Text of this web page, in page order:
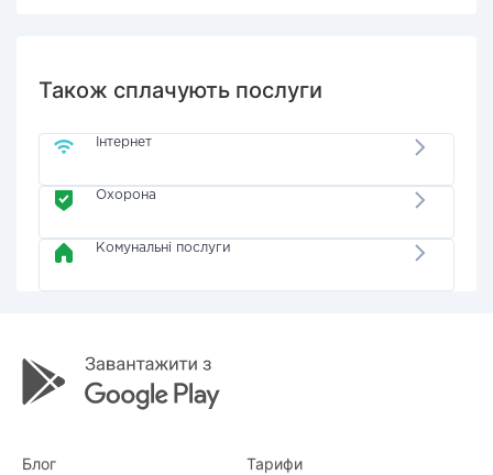
Також сплачують послуги
Інтернет
Охорона
Комунальні послуги
Блог Тарифи